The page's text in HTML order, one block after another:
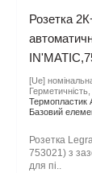
Розетка
[Ue]
Термопластик
Базовий
Розетка
753021) з
для пі..